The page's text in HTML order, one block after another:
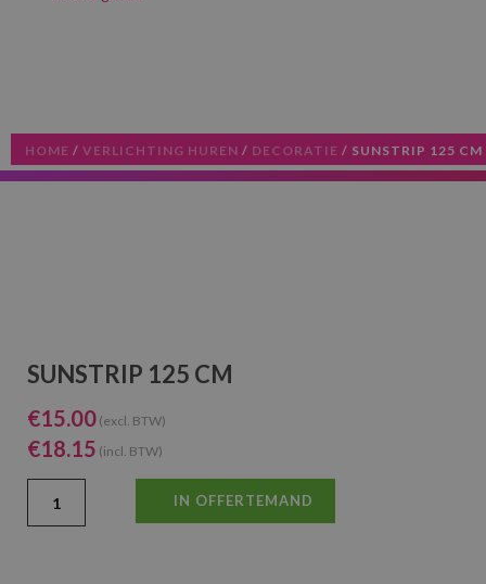
HOME / VERLICHTING HUREN / DECORATIE / SUNSTRIP 125 CM
SUNSTRIP 125 CM
€15.00 (excl. BTW)
€18.15 (incl. BTW)
IN OFFERTEMAND